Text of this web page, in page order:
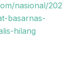
nasional/202
basarnas-
hilang